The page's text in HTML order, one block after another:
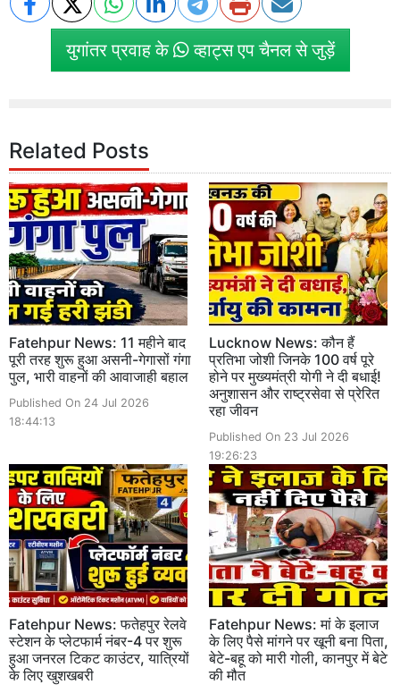
युगांतर प्रवाह के व्हाट्स एप चैनल से जुड़ें
Related Posts
Fatehpur News: 11 महीने बाद
पूरी तरह शुरू हुआ असनी-गेगासों गंगा
पुल, भारी वाहनों की आवाजाही बहाल
Published On 24 Jul 2026
18:44:13
Lucknow News: कौन हैं
प्रतिभा जोशी जिनके 100 वर्ष पूरे
होने पर मुख्यमंत्री योगी ने दी बधाई!
अनुशासन और राष्ट्रसेवा से प्रेरित
रहा जीवन
Published On 23 Jul 2026
19:26:23
Fatehpur News: फतेहपुर रेलवे
स्टेशन के प्लेटफार्म नंबर-4 पर शुरू
हुआ जनरल टिकट काउंटर, यात्रियों
के लिए खुशखबरी
Fatehpur News: मां के इलाज
के लिए पैसे मांगने पर खूनी बना पिता,
बेटे-बहू को मारी गोली, कानपुर में बेटे
की मौत